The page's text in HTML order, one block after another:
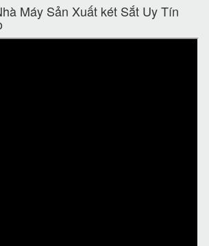
Máy Sản Xuất két Sắt Uy Tín